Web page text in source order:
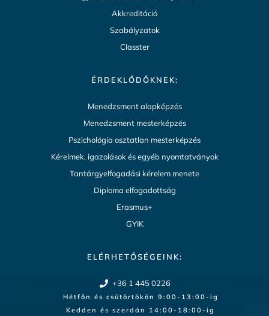
Akkreditáció
Szabályzatok
Classter
ÉRDEKLŐDŐKNEK:
Menedzsment alapképzés
Menedzsment mesterképzés
Pszichológia osztatlan mesterképzés
Kérelmek, igazolások és egyéb nyomtatványok
Tantárgyelfogadási kérelem menete
Diploma elfogadottság
Erasmus+
GYIK
ELÉRHETŐSÉGEINK:
+36 1 445 0226
Hétfőn és csütörtökön 9:00-13:00-ig
Kedden és szerdán 14:00-18:00-ig​